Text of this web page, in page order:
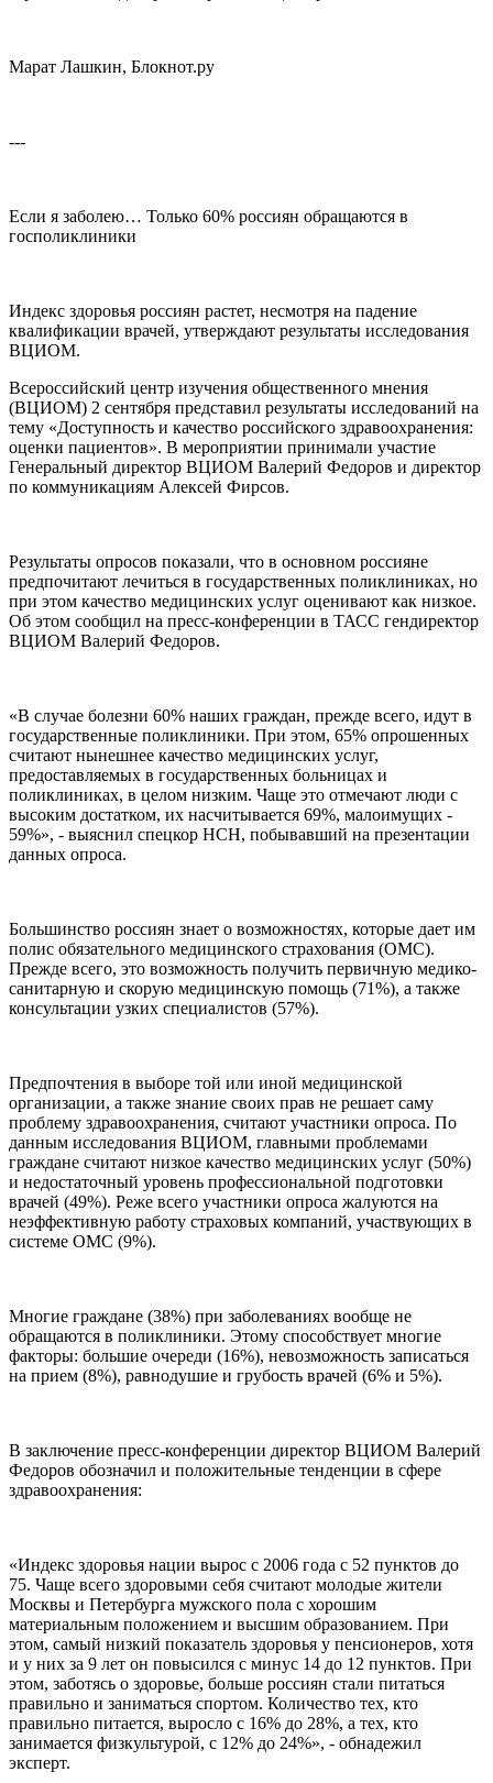
Марат Лашкин, Блокнот.ру
---
Если я заболею… Только 60% россиян обращаются в
госполиклиники
Индекс здоровья россиян растет, несмотря на падение
квалификации врачей, утверждают результаты исследования
ВЦИОМ.
Всероссийский центр изучения общественного мнения
(ВЦИОМ) 2 сентября представил результаты исследований на
тему «Доступность и качество российского здравоохранения:
оценки пациентов». В мероприятии принимали участие
Генеральный директор ВЦИОМ Валерий Федоров и директор
по коммуникациям Алексей Фирсов.
Результаты опросов показали, что в основном россияне
предпочитают лечиться в государственных поликлиниках, но
при этом качество медицинских услуг оценивают как низкое.
Об этом сообщил на пресс-конференции в ТАСС гендиректор
ВЦИОМ Валерий Федоров.
«В случае болезни 60% наших граждан, прежде всего, идут в
государственные поликлиники. При этом, 65% опрошенных
считают нынешнее качество медицинских услуг,
предоставляемых в государственных больницах и
поликлиниках, в целом низким. Чаще это отмечают люди с
высоким достатком, их насчитывается 69%, малоимущих -
59%», - выяснил спецкор НСН, побывавший на презентации
данных опроса.
Большинство россиян знает о возможностях, которые дает им
полис обязательного медицинского страхования (ОМС).
Прежде всего, это возможность получить первичную медико-
санитарную и скорую медицинскую помощь (71%), а также
консультации узких специалистов (57%).
Предпочтения в выборе той или иной медицинской
организации, а также знание своих прав не решает саму
проблему здравоохранения, считают участники опроса. По
данным исследования ВЦИОМ, главными проблемами
граждане считают низкое качество медицинских услуг (50%)
и недостаточный уровень профессиональной подготовки
врачей (49%). Реже всего участники опроса жалуются на
неэффективную работу страховых компаний, участвующих в
системе ОМС (9%).
Многие граждане (38%) при заболеваниях вообще не
обращаются в поликлиники. Этому способствует многие
факторы: большие очереди (16%), невозможность записаться
на прием (8%), равнодушие и грубость врачей (6% и 5%).
В заключение пресс-конференции директор ВЦИОМ Валерий
Федоров обозначил и положительные тенденции в сфере
здравоохранения:
«Индекс здоровья нации вырос с 2006 года с 52 пунктов до
75. Чаще всего здоровыми себя считают молодые жители
Москвы и Петербурга мужского пола с хорошим
материальным положением и высшим образованием. При
этом, самый низкий показатель здоровья у пенсионеров, хотя
и у них за 9 лет он повысился с минус 14 до 12 пунктов. При
этом, заботясь о здоровье, больше россиян стали питаться
правильно и заниматься спортом. Количество тех, кто
правильно питается, выросло с 16% до 28%, а тех, кто
занимается физкультурой, с 12% до 24%», - обнадежил
эксперт.